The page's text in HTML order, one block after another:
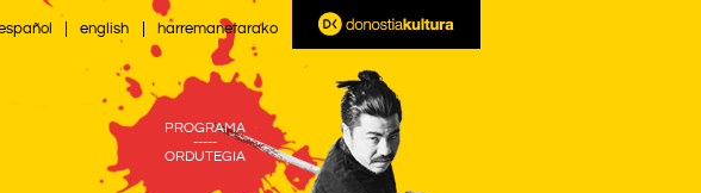
harremanetarako
english
PROGRAMA
-----
ORDUTEGIA